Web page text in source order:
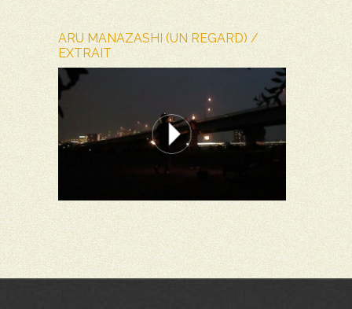
ARU MANAZASHI (UN REGARD) /
EXTRAIT